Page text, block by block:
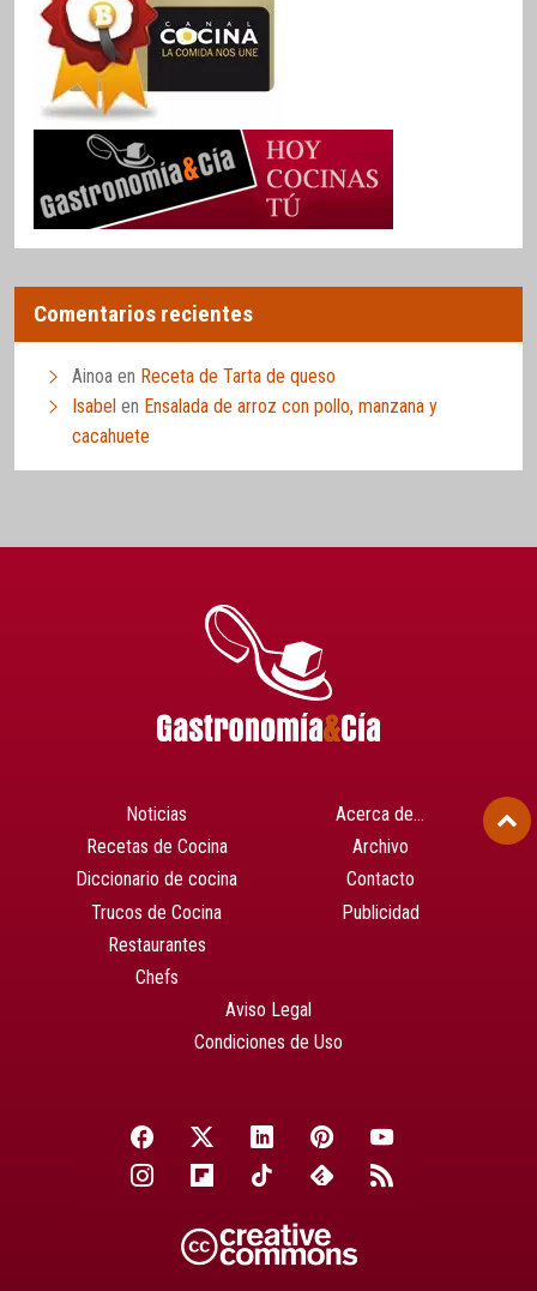
Comentarios recientes
Ainoa en Receta de Tarta de queso
Isabel en Ensalada de arroz con pollo, manzana y
cacahuete
Noticias
Recetas de Cocina
Diccionario de cocina
Trucos de Cocina
Restaurantes
Chefs
Acerca de…
Archivo
Contacto
Publicidad
Aviso Legal
Condiciones de Uso